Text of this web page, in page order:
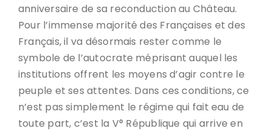
anniversaire de sa reconduction au Château.
Pour l’immense majorité des Françaises et des
Français, il va désormais rester comme le
symbole de l’autocrate méprisant auquel les
institutions offrent les moyens d’agir contre le
peuple et ses attentes. Dans ces conditions, ce
n’est pas simplement le régime qui fait eau de
toute part, c’est la V° République qui arrive en